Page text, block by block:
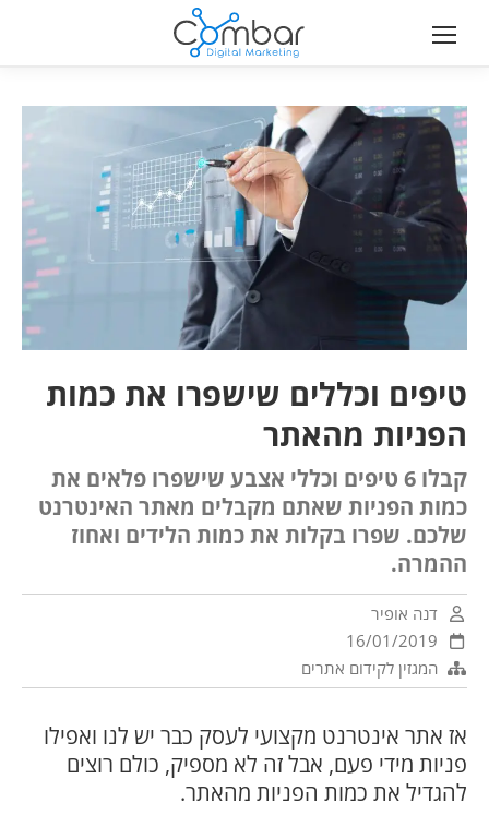
טיפים וכללים שישפרו את כמות
הפניות מהאתר
קבלו 6 טיפים וכללי אצבע שישפרו פלאים את
כמות הפניות שאתם מקבלים מאתר האינטרנט
שלכם. שפרו בקלות את כמות הלידים ואחוז
ההמרה.
דנה אופיר
16/01/2019
המגזין לקידום אתרים
אז אתר אינטרנט מקצועי לעסק כבר יש לנו ואפילו
פניות מידי פעם, אבל זה לא מספיק, כולם רוצים
להגדיל את כמות הפניות מהאתר.